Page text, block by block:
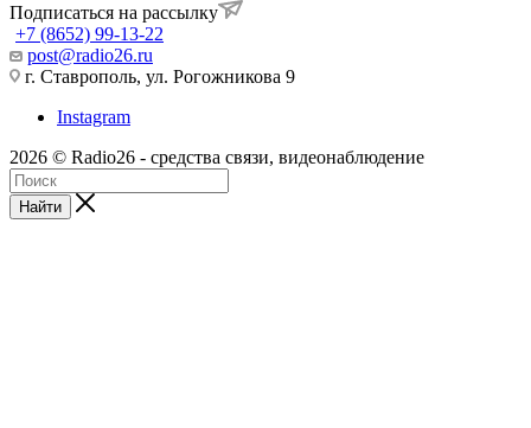
Подписаться на рассылку
+7 (8652) 99-13-22
post@radio26.ru
г. Ставрополь, ул. Рогожникова 9
Instagram
2026 © Radio26 - средства связи, видеонаблюдение
Найти